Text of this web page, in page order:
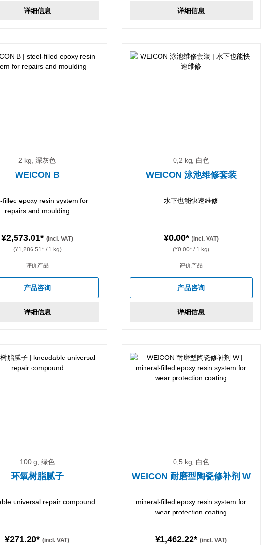
详细信息 详细信息
2 kg, 深灰色
WEICON B
filled epoxy resin system for
repairs and moulding
¥2,573.01* (incl. VAT)
(¥1,286.51* / 1 kg)
评价产品
产品咨询
详细信息
0,2 kg, 白色
WEICON 泳池维修套装
水下也能快速维修
¥0.00* (incl. VAT)
(¥0.00* / 1 kg)
评价产品
产品咨询
详细信息
100 g, 绿色
环氧树脂腻子
universal repair compound
¥271.20*(incl. VAT)
0,5 kg, 白色
WEICON 耐磨型陶瓷修补剂 W
mineral-filled epoxy resin system for
wear protection coating
¥1,462.22*(incl. VAT)